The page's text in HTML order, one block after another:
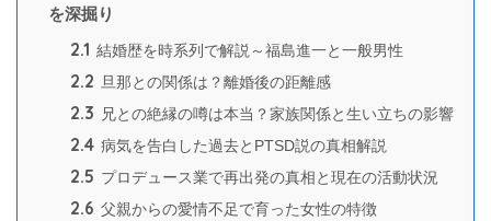
を深掘り
2.1 結婚歴を時系列で解説～福島進一と一般男性
2.2 旦那との関係は？離婚後の距離感
2.3 兄との絶縁の噂は本当？家族関係と生い立ちの影響
2.4 病気を告白した過去とPTSD説の真相解説
2.5 プロデュース業で再出発の真相と現在の活動状況
2.6 父親からの愛情不足で育った女性の特徴